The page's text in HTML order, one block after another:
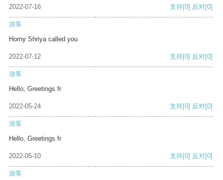
2022-07-16 支持[0] 反对[0]
游客
Horny Shriya called you
2022-07-12 支持[0] 反对[0]
游客
Hello, Greetings fr
2022-05-24 支持[0] 反对[0]
游客
Hello, Greetings fr
2022-05-10 支持[0] 反对[0]
游客